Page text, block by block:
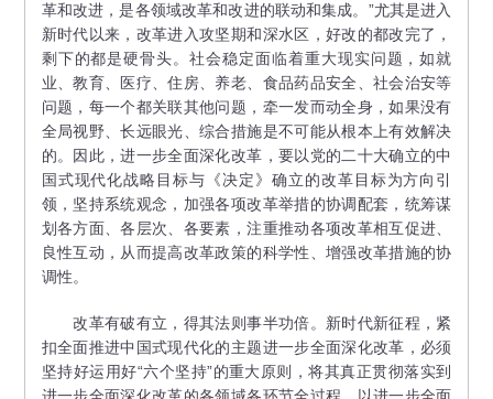
革和改进，是各领域改革和改进的联动和集成。”尤其是进入
新时代以来，改革进入攻坚期和深水区，好改的都改完了，
剩下的都是硬骨头。社会稳定面临着重大现实问题，如就
业、教育、医疗、住房、养老、食品药品安全、社会治安等
问题，每一个都关联其他问题，牵一发而动全身，如果没有
全局视野、长远眼光、综合措施是不可能从根本上有效解决
的。因此，进一步全面深化改革，要以党的二十大确立的中
国式现代化战略目标与《决定》确立的改革目标为方向引
领，坚持系统观念，加强各项改革举措的协调配套，统筹谋
划各方面、各层次、各要素，注重推动各项改革相互促进、
良性互动，从而提高改革政策的科学性、增强改革措施的协
调性。
改革有破有立，得其法则事半功倍。新时代新征程，紧
扣全面推进中国式现代化的主题进一步全面深化改革，必须
坚持好运用好“六个坚持”的重大原则，将其真正贯彻落实到